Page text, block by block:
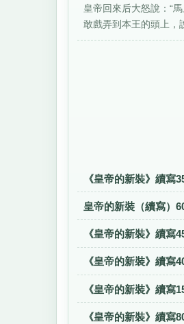
皇帝回來后大怒說：“
敢戲弄到本王的頭上，
《皇帝的新裝》續寫
皇帝的新裝（續寫）
《皇帝的新裝》續寫
《皇帝的新裝》續寫
《皇帝的新裝》續寫
《皇帝的新裝》續寫